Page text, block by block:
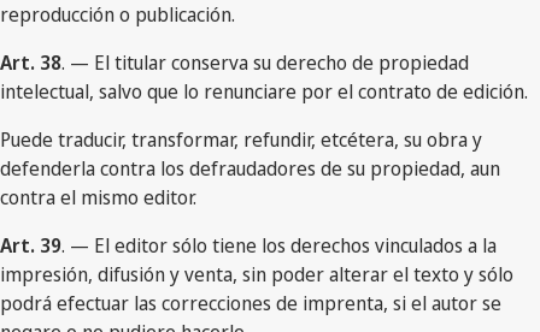
reproducción o publicación.
Art. 38. — El titular conserva su derecho de propiedad
intelectual, salvo que lo renunciare por el contrato de edición.
Puede traducir, transformar, refundir, etcétera, su obra y
defenderla contra los defraudadores de su propiedad, aun
contra el mismo editor.
Art. 39. — El editor sólo tiene los derechos vinculados a la
impresión, difusión y venta, sin poder alterar el texto y sólo
podrá efectuar las correcciones de imprenta, si el autor se